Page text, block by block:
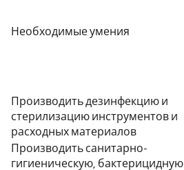
Необходимые умения
Производить дезинфекцию и
стерилизацию инструментов и
расходных материалов
Производить санитарно-
гигиеническую, бактерицидную